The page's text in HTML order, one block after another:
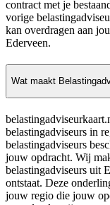
contract met je
vorige
kan overdragen aan
Ederveen.
Wat maakt
belastingadviseurs in
belastingadviseurs
jouw opdracht. Wij
belastingadviseurs uit
ontstaat. Deze
jouw regio die jouw